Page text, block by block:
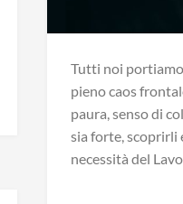
Tutti noi
pieno caos
paura, senso di
sia forte, scoprirli
necessità del